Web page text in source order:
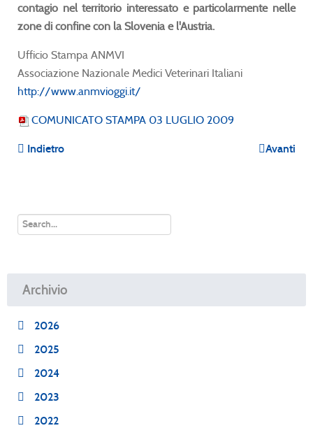
contagio nel territorio interessato e particolarmente nelle
zone di confine con la Slovenia e l'Austria.
Ufficio Stampa ANMVI
Associazione Nazionale Medici Veterinari Italiani
http://www.anmvioggi.it/
COMUNICATO STAMPA 03 LUGLIO 2009
Indietro Avanti
Archivio
2026
2025
2024
2023
2022